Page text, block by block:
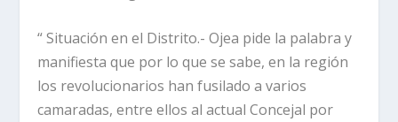
“ Situación en el Distrito.- Ojea pide la palabra y
manifiesta que por lo que se sabe, en la región
los revolucionarios han fusilado a varios
camaradas, entre ellos al actual Concejal por